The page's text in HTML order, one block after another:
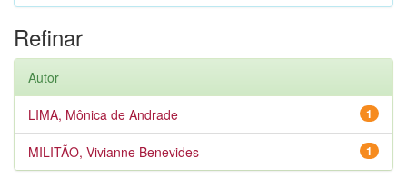
Refinar
Autor
1
LIMA, Mônica de Andrade
1
MILITÃO, Vivianne Benevides